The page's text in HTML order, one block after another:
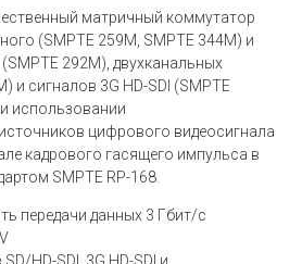
матричный коммутатор
(SMPTE 259M, SMPTE 344M) и
292M), двухканальных
и сигналов 3G HD-SDI (SMPTE
использовании
цифрового видеосигнала
кадрового гасящего импульса в
SMPTE RP-168.
передачи данных 3 Гбит/с
HD-SDI, 3G HD-SDI и